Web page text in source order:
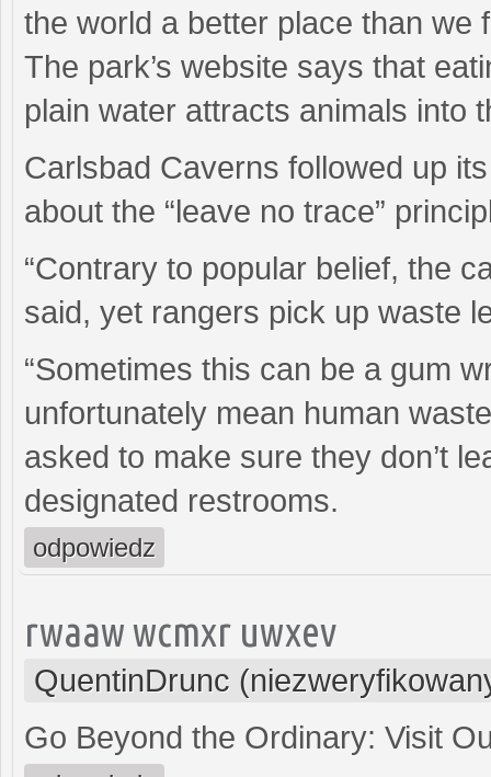
the world a better place than we
The park’s website says that
plain water attracts animals into
Carlsbad Caverns followed up
about the “leave no trace”
“Contrary to popular belief, the
said, yet rangers pick up waste
“Sometimes this can be a gum
unfortunately mean human
asked to make sure they don’t
designated restrooms.
odpowiedz
rwaaw wcmxr uwxev
QuentinDrunc
Go Beyond the Ordinary: Visit